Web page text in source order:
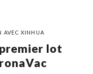
AVEC XINHUA
lot